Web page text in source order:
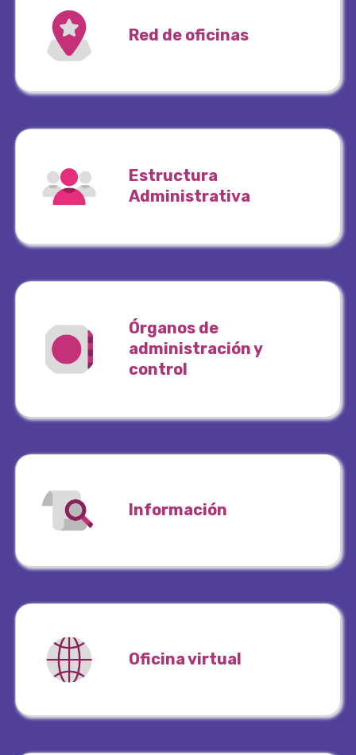
Red de oficinas
Estructura
Administrativa
Órganos de
administración y
control
Información
Oficina virtual